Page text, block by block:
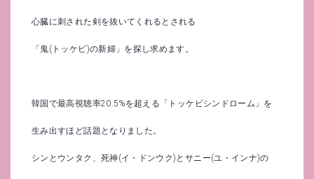
心臓に刺された剣を抜いてくれるとされる
「鬼(トッケビ)の新婦」を探し求めます。
韓国で最高視聴率20.5%を超える「トッケビシンドローム」を
生み出すほど話題となりました。
シンとウンタク、死神(イ・ドンウク)とサニー(ユ・インナ)の